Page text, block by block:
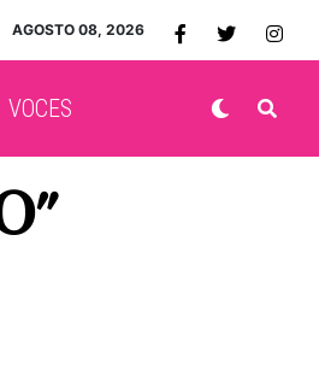
AGOSTO 08, 2026
VOCES